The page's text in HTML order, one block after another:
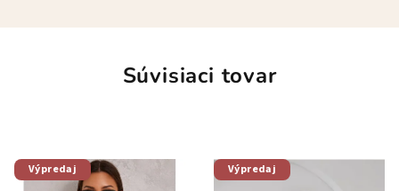
Súvisiaci tovar
Výpredaj Výpredaj